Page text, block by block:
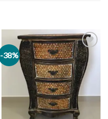
-38%
Add to
wishlist